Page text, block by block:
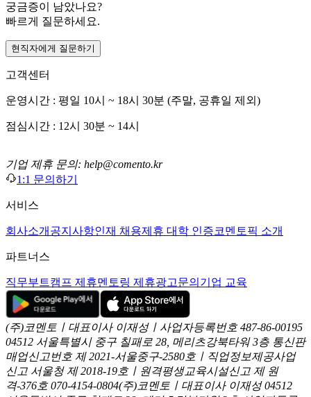
궁금증이 남았나요?
빠르게 질문하세요.
현직자에게 질문하기
고객센터
운영시간 : 평일 10시 ~ 18시 30분 (주말, 공휴일 제외)
점심시간 : 12시 30분 ~ 14시
기업 제휴 문의: help@comento.kr
1:1 문의하기
서비스
회사소개 공지사항인재 채용제휴 대학 인증코멘토픽 소개
파트너스
직무부트캠프 제휴멘토링 제휴광고문의 기업 교육
(주)코멘토ㅣ대표이사 이재성ㅣ사업자등록번호 487-86-00195
04512 서울특별시 중구 칠패로 28, 메리츠강북타워 3층 통신판
매업신고번호 제 2021-서울중구-2580호ㅣ직업정보제공사업
신고 서울청 제 2018-19호ㅣ원격평생교육시설신고 제 원
격-376호 070-4154-0804(주)코멘토ㅣ대표이사 이재성 04512